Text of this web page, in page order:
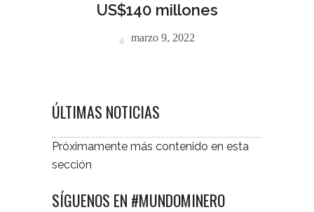
US$140 millones
marzo 9, 2022
ÚLTIMAS NOTICIAS
Próximamente más contenido en esta
sección
SÍGUENOS EN #MUNDOMINERO